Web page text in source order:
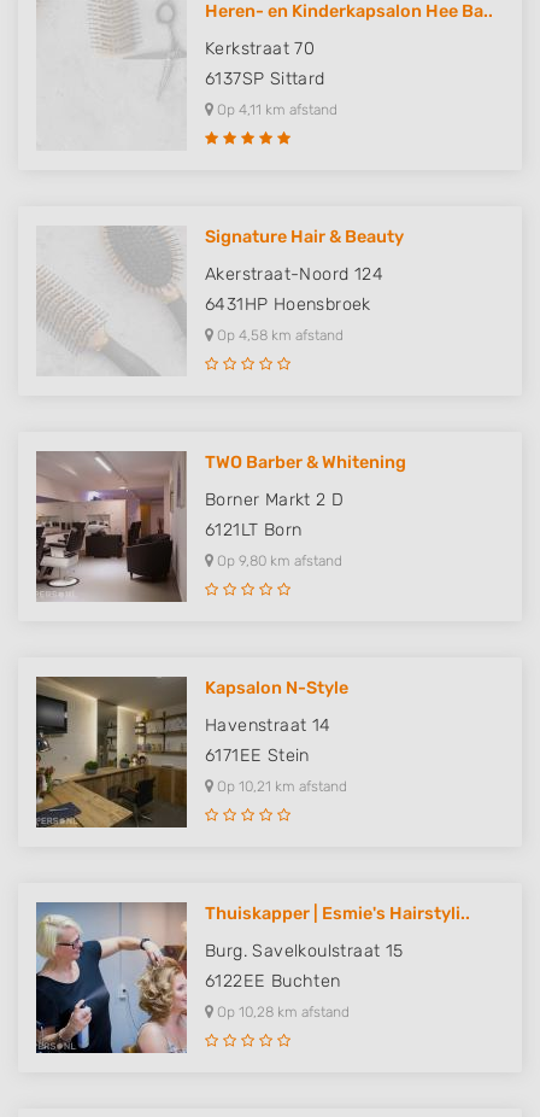
Heren- en Kinderkapsalon Hee Ba..
Kerkstraat 70
6137SP Sittard
Op 4,11 km afstand
Signature Hair & Beauty
Akerstraat-Noord 124
6431HP Hoensbroek
Op 4,58 km afstand
TWO Barber & Whitening
Borner Markt 2 D
6121LT Born
Op 9,80 km afstand
Kapsalon N-Style
Havenstraat 14
6171EE Stein
Op 10,21 km afstand
Thuiskapper | Esmie's Hairstyli..
Burg. Savelkoulstraat 15
6122EE Buchten
Op 10,28 km afstand